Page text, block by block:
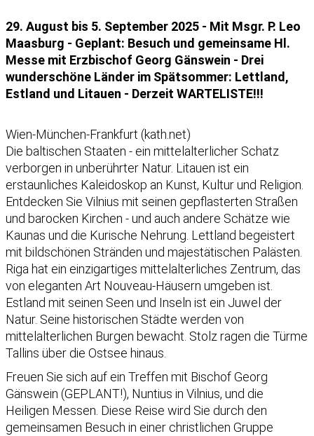
29. August bis 5. September 2025 - Mit Msgr. P. Leo
Maasburg - Geplant: Besuch und gemeinsame Hl.
Messe mit Erzbischof Georg Gänswein - Drei
wunderschöne Länder im Spätsommer: Lettland,
Estland und Litauen - Derzeit WARTELISTE!!!
Wien-München-Frankfurt (kath.net)
Die baltischen Staaten - ein mittelalterlicher Schatz
verborgen in unberührter Natur. Litauen ist ein
erstaunliches Kaleidoskop an Kunst, Kultur und Religion.
Entdecken Sie Vilnius mit seinen gepflasterten Straßen
und barocken Kirchen - und auch andere Schätze wie
Kaunas und die Kurische Nehrung. Lettland begeistert
mit bildschönen Stränden und majestätischen Palästen.
Riga hat ein einzigartiges mittelalterliches Zentrum, das
von eleganten Art Nouveau-Häusern umgeben ist.
Estland mit seinen Seen und Inseln ist ein Juwel der
Natur. Seine historischen Städte werden von
mittelalterlichen Burgen bewacht. Stolz ragen die Türme
Tallins über die Ostsee hinaus.
Freuen Sie sich auf ein Treffen mit Bischof Georg
Gänswein (GEPLANT!), Nuntius in Vilnius, und die
Heiligen Messen. Diese Reise wird Sie durch den
gemeinsamen Besuch in einer christlichen Gruppe